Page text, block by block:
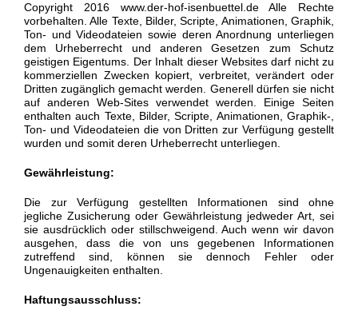
Copyright 2016 www.der-hof-isenbuettel.de Alle Rechte
vorbehalten. Alle Texte, Bilder, Scripte, Animationen, Graphik,
Ton- und Videodateien sowie deren Anordnung unterliegen
dem Urheberrecht und anderen Gesetzen zum Schutz
geistigen Eigentums. Der Inhalt dieser Websites darf nicht zu
kommerziellen Zwecken kopiert, verbreitet, verändert oder
Dritten zugänglich gemacht werden. Generell dürfen sie nicht
auf anderen Web-Sites verwendet werden. Einige Seiten
enthalten auch Texte, Bilder, Scripte, Animationen, Graphik-,
Ton- und Videodateien die von Dritten zur Verfügung gestellt
wurden und somit deren Urheberrecht unterliegen.
Gewährleistung:
Die zur Verfügung gestellten Informationen sind ohne
jegliche Zusicherung oder Gewährleistung jedweder Art, sei
sie ausdrücklich oder stillschweigend. Auch wenn wir davon
ausgehen, dass die von uns gegebenen Informationen
zutreffend sind, können sie dennoch Fehler oder
Ungenauigkeiten enthalten.
Haftungsausschluss: